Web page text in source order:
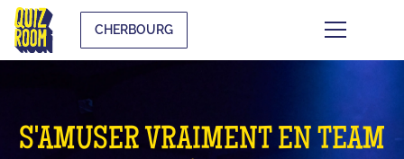
CHERBOURG
S'AMUSER VRAIMENT EN TEAM